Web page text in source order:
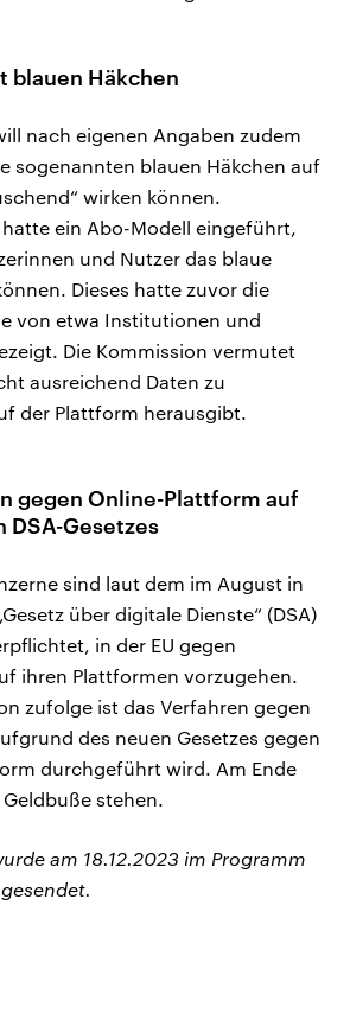
blauen Häkchen
nach eigenen Angaben zudem
sogenannten blauen Häkchen auf
wirken können.
ein Abo-Modell eingeführt,
und Nutzer das blaue
Dieses hatte zuvor die
von etwa Institutionen und
Die Kommission vermutet
ausreichend Daten zu
der Plattform herausgibt.
gegen Online-Plattform auf
DSA-Gesetzes
sind laut dem im August in
über digitale Dienste“ (DSA)
in der EU gegen
ihren Plattformen vorzugehen.
zufolge ist das Verfahren gegen
des neuen Gesetzes gegen
durchgeführt wird. Am Ende
stehen.
am 18.12.2023 im Programm